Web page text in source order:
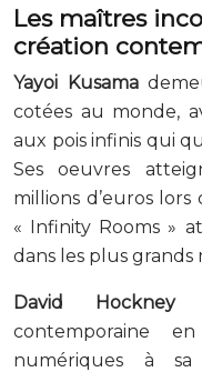
Les maîtres
création
Yayoi Kusama
cotées au monde,
aux pois infinis qui
Ses oeuvres
millions d’euros
« Infinity Rooms »
dans les plus
David Hockney
contemporaine
numériques à sa